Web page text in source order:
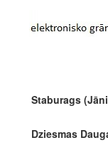
Staburags
Dziesmas